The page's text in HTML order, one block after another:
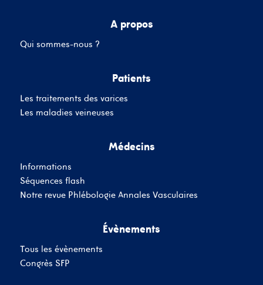
A propos
Qui sommes-nous ?
Patients
Les traitements des varices
Les maladies veineuses
Médecins
Informations
Séquences flash
Notre revue Phlébologie Annales Vasculaires
Évènements
Tous les évènements
Congrès SFP
adresse mail
Se souvenir de moi
SE CONNECTER
Inscrivez-Vous